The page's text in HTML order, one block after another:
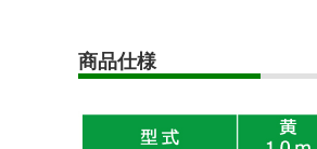
商品仕様